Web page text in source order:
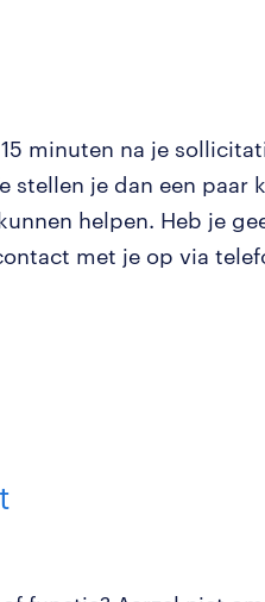
minuten na je
stellen je dan een paar
helpen. Heb je
met je op via